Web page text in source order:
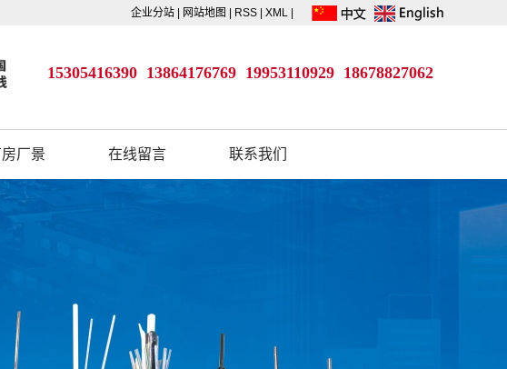
企业分站| 网站地图 RSS| XML|
15305416390 13864176769 19953110929 18678827062
厂景 在线留言 联系我们